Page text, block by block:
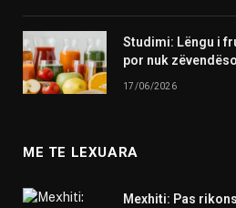
Studimi: Lëngu i
por nuk
17/06/2026
ME TE LEXUARA
Mexhiti: Pas